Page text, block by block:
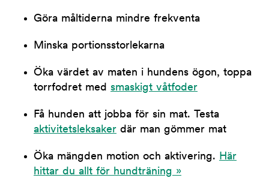
Göra måltiderna mindre frekventa
Minska portionsstorlekarna
Öka värdet av maten i hundens ögon, toppa
torrfodret med smaskigt våtfoder
Få hunden att jobba för sin mat. Testa
aktivitetsleksaker där man gömmer mat
Öka mängden motion och aktivering. Här
hittar du allt för hundträning »